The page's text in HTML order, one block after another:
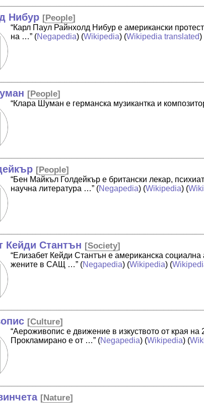
Нибур [People]
“Карл Паул Райнхолд Нибур е американски
на …” (Negapedia) (Wikipedia) (Wikipedia translated)
[People]
“Клара Шуман е германска музикантка и
[People]
“Бен Майкъл Голдейкър е британски лекар,
научна литература …” (Negapedia) (Wikipedia) (
Кейди Стантън [Society]
“Елизабет Кейди Стантън е американска
жените в САЩ …” (Negapedia) (Wikipedia) (
[Culture]
“Аероживопис е движение в изкуството от края
Прокламирано е от …” (Negapedia) (Wikipedia) (
[Nature]